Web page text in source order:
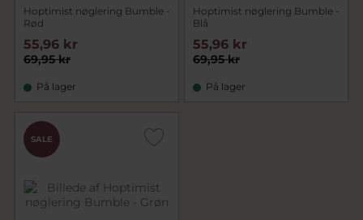
Hoptimist nøglering Bumble -
Rød
69,95 kr
55,96 kr
På lager
Hoptimist nøglering Bumble -
Blå
69,95 kr
55,96 kr
På lager
SALE